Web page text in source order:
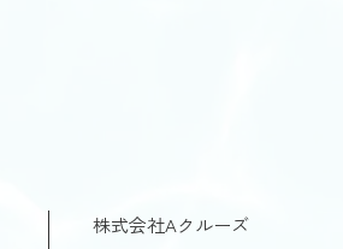
株式会社Aクルーズ